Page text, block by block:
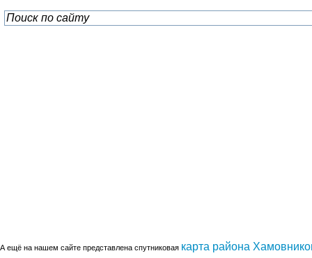
А ещё на нашем сайте представлена спутниковая карта района